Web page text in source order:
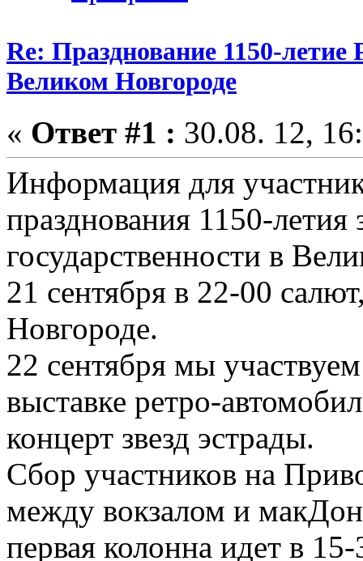
Re: Празднование 1150-летие
Великом Новгороде
« Ответ #1 : 30.08. 12,
Информация для
празднования 1150-
государственности в
21 сентября в 22-00
Новгороде.
22 сентября мы
выставке ретро-
концерт звезд эстрады.
Сбор участников на
между вокзалом и
первая колонна идет в